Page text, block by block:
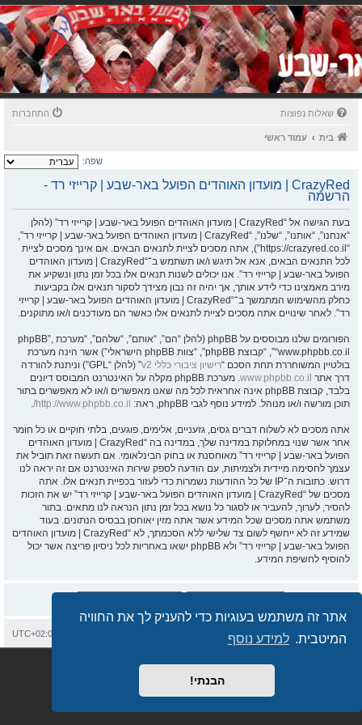
אתר זה משתמש בעוגיות כדי להעניק לך את החוויה
המיטבית. למידע נוסף
הבנתי!
שאלות נפוצות התחברות
בית עמוד ראשי
שפה:
CrazyRed | מועדון האוהדים הפועל באר-שבע | קרייזי רד -
הרשמה
בעת הגישה אל “CrazyRed | מועדון האוהדים הפועל באר-שבע | קרייזי רד” (להלן
“אנחנו”, “אותנו”, “שלנו”, “CrazyRed | מועדון האוהדים הפועל באר-שבע | קרייזי רד”,
“https://crazyred.co.il”), אתה מסכים לציית לתנאים הבאים. אם אינך מסכים לציית
לכל התנאים הבאים, אנא אל תיגש ו/או תשתמש ב־“CrazyRed | מועדון האוהדים
הפועל באר-שבע | קרייזי רד”. אנו יכולים לשנות תנאים אלו בכל זמן נתון ונשקיע את
מירב מאמצינו כדי לידע אותך, אך יהיה זה נבון מצידך לסקור תנאים אלו בקביעות
כחלק מהשימוש המתמשך ב־“CrazyRed | מועדון האוהדים הפועל באר-שבע | קרייזי
רד”. לאחר שינויים אתה מסכים לציית לתנאים אלו כאשר הם מעודכנים ו/או מתוקנים.
הפורומים שלנו מבוססים על phpBB (להלן “הם”, “אותם”, “שלהם”, “מערכת phpBB”,
“www.phpbb.co.il”, “קבוצת phpBB”, “צוות phpBB הישראלי”) אשר הינה מערכת
בולטיין המשוחררת תחת הסכם “רישיון ציבורי כללי v2
” (להלן “GPL”) וניתנת להורדה
דרך אתר www.phpbb.co.il
. מערכת phpBB מקלה על האינטרנט המבוסס דיונים
בלבד, קבוצת phpBB אינה אחראית לכל מה שאנו מאפשרים ו/או לא מאפשרים בתור
תוכן מורשה ו/או מנוהל. למידע נוסף לגבי phpBB, ראה:
http://www.phpbb.co.il/
.
אתה מסכים לא לשלוח דברים גסים, גזעניים, אלימים, פוגעים, בלתי חוקיים או כל חומר
אחר אשר שנוי במחלוקת במדינה שלך, במדינה בה “CrazyRed | מועדון האוהדים
הפועל באר-שבע | קרייזי רד” מאוחסנת או בחוק הבינלאומי. אם תעשה זאת תוביל את
עצמך לחסימה מיידית ולצמיתות, עם הודעה לספק שירות האינטרנט אם זה יראה לנו
דרוש. כתובות ה־IP של כל ההודעות נשמרות כדי לעזור בכפיית תנאים אלו. אתה
מסכים של “CrazyRed | מועדון האוהדים הפועל באר-שבע | קרייזי רד” יש את הזכות
להסיר, לערוך, להעביר או לסגור כל נושא בכל זמן נתון הנראה לנו מתאים. בתור
משתמש אתה מסכים שכל המידע אשר אתה מזין יאוחסן בבסיס הנתונים. בעוד
שמידע זה לא ייחשף לשום צד שלישי ללא הסכמתך, לא “CrazyRed | מועדון האוהדים
הפועל באר-שבע | קרייזי רד” ולא phpBB ישאו באחריות לכל ניסיון פריצה אשר יכול
להוסיף לחשיפת המידע.
בית עמוד ראשי UTC+02:00 יצירת קשר
מופעל על ידיphpBB
® Forum Software © phpBB Limited